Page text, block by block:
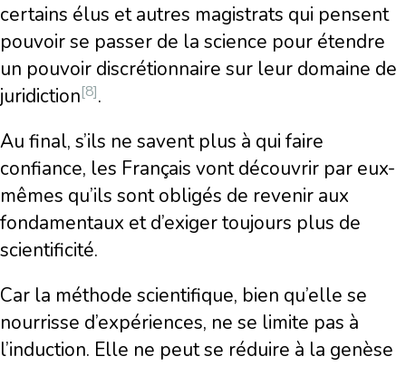
certains élus et autres magistrats qui pensent
pouvoir se passer de la science pour étendre
un pouvoir discrétionnaire sur leur domaine de
juridiction[8].
Au final, s’ils ne savent plus à qui faire
confiance, les Français vont découvrir par eux-
mêmes qu’ils sont obligés de revenir aux
fondamentaux et d’exiger toujours plus de
scientificité.
Car la méthode scientifique, bien qu’elle se
nourrisse d’expériences, ne se limite pas à
l’induction. Elle ne peut se réduire à la genèse